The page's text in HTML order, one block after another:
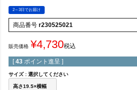
2～3日でお届け
商品番号 r230525021
販売価格 ¥4,730税込
[ 43 ポイント進呈 ]
サイズ 選択してください
高さ19.5×横幅